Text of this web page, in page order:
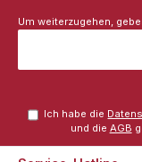
Um weiterzugehen,
Ich habe die
und die AGB